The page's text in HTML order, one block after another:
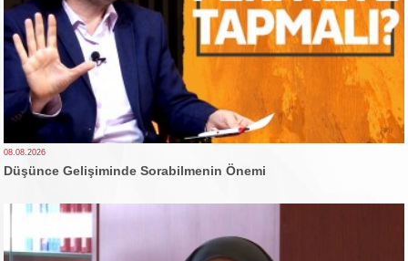
08.08.2026
Düşünce Gelişiminde Sorabilmenin Önemi